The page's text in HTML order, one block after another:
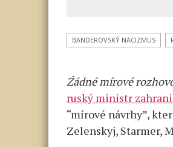
BANDEROVSKÝ NACIZMUS
Źádné mírové
ruský ministr
“mírové návrhy”,
Zelenskyj, Starmer,